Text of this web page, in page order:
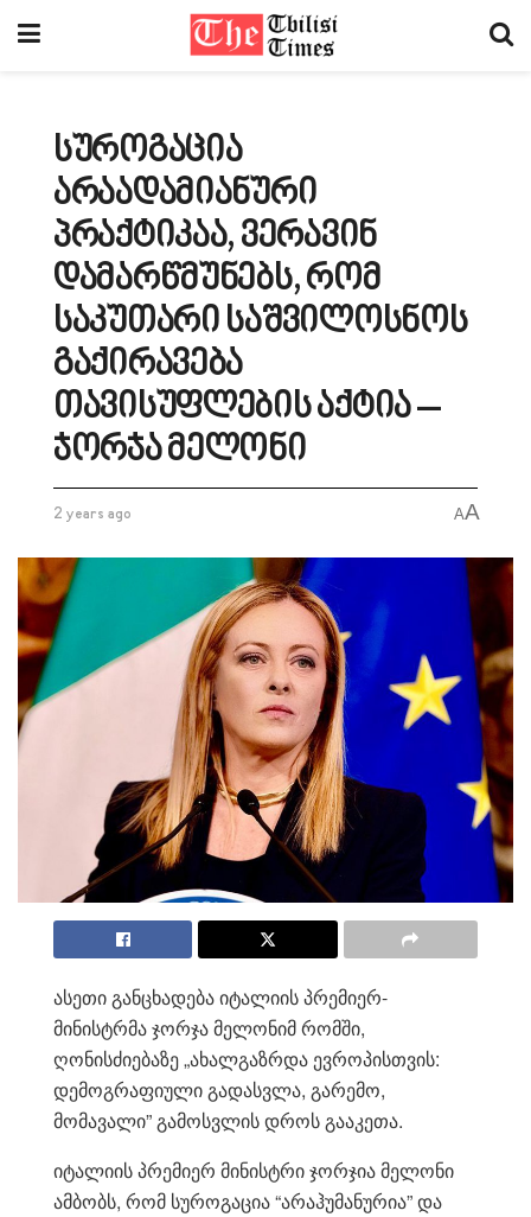
სუროგაცია
არაადამიანური
პრაქტიკაა, ვერავინ
დამარწმუნებს, რომ
საკუთარი საშვილოსნოს
გაქირავება
თავისუფლების აქტია –
ჯორჯა მელონი
2 years ago AA
ასეთი განცხადება იტალიის პრემიერ-
მინისტრმა ჯორჯა მელონიმ რომში,
ღონისძიებაზე „ახალგაზრდა ევროპისთვის:
დემოგრაფიული გადასვლა, გარემო,
მომავალი” გამოსვლის დროს გააკეთა.
იტალიის პრემიერ მინისტრი ჯორჯია მელონი
ამბობს, რომ სუროგაცია “არაჰუმანურია” და